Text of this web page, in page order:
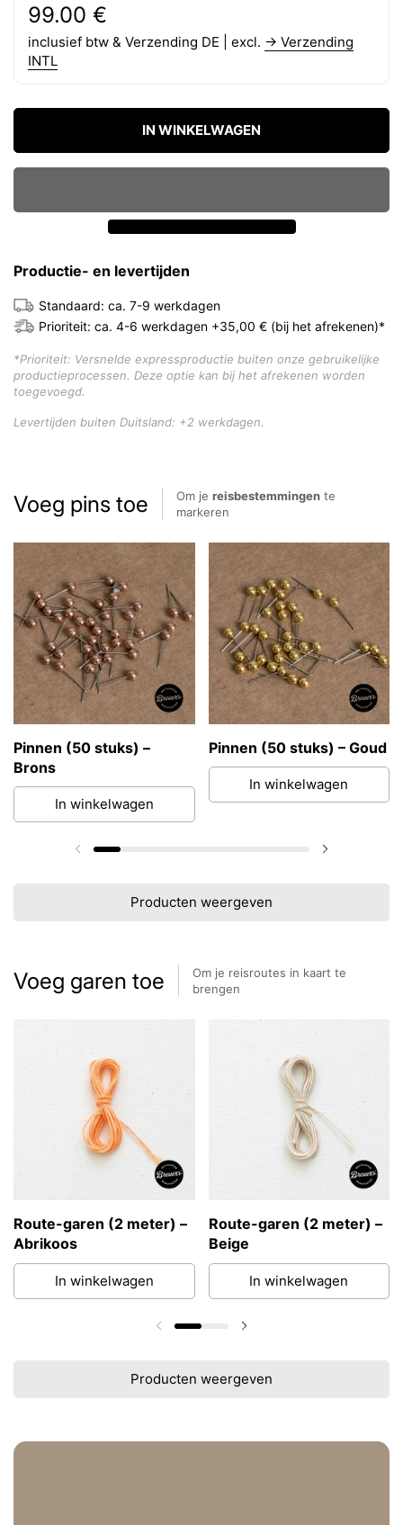
Prijs:
99.00 €
Reguliere prijs:
inclusief btw & Verzending DE | excl. → Verzending
INTL
IN WINKELWAGEN
Productie- en levertijden
Standaard: ca. 7-9 werkdagen
Prioriteit: ca. 4-6 werkdagen +35,00 € (bij het afrekenen)*
*Prioriteit: Versnelde expressproductie buiten onze gebruikelijke
productieprocessen. Deze optie kan bij het afrekenen worden
toegevoegd.
Levertijden buiten Duitsland: +2 werkdagen.
Voeg pins toe Om je reisbestemmingen te
markeren
Pinnen (50 stuks) –
Brons
In winkelwagen
Pinnen (50 stuks) – Goud
In winkelwagen
Vorige dia
Producten weergeven
Voeg garen toe
Om je reisroutes in kaart te
brengen
Route-garen (2 meter) –
Abrikoos
In winkelwagen
Route-garen (2 meter) –
Beige
In winkelwagen
Vorige dia
Producten weergeven